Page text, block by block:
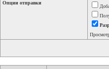
Опции отправки